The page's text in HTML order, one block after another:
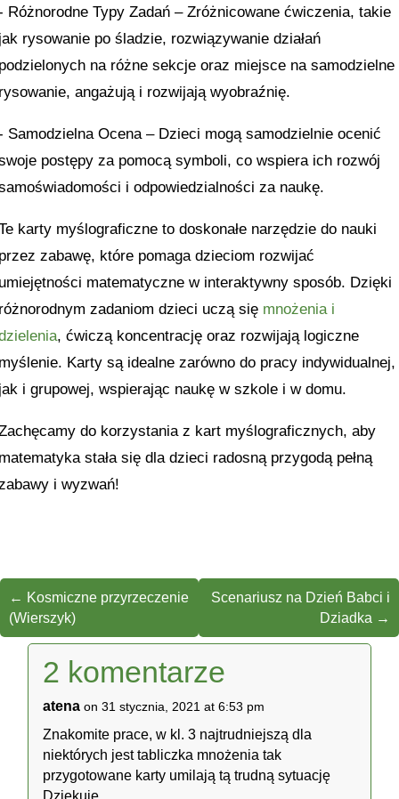
Różnorodne Typy Zadań – Zróżnicowane ćwiczenia, takie
rysowanie po śladzie, rozwiązywanie działań
na różne sekcje oraz miejsce na samodzielne
angażują i rozwijają wyobraźnię.
Samodzielna Ocena – Dzieci mogą samodzielnie ocenić
postępy za pomocą symboli, co wspiera ich rozwój
i odpowiedzialności za naukę.
karty myślograficzne to doskonałe narzędzie do nauki
zabawę, które pomaga dzieciom rozwijać
matematyczne w interaktywny sposób. Dzięki
zadaniom dzieci uczą się mnożenia i
, ćwiczą koncentrację oraz rozwijają logiczne
Karty są idealne zarówno do pracy indywidualnej,
i grupowej, wspierając naukę w szkole i w domu.
do korzystania z kart myślograficznych, aby
stała się dla dzieci radosną przygodą pełną
i wyzwań!
← Kosmiczne przyrzeczenie
(Wierszyk)
Scenariusz na Dzień Babci i
Dziadka →
2 komentarze
atena on 31 stycznia, 2021 at 6:53 pm
Znakomite prace, w kl. 3 najtrudniejszą dla
niektórych jest tabliczka mnożenia tak
przygotowane karty umilają tą trudną sytuację
Dziękuję